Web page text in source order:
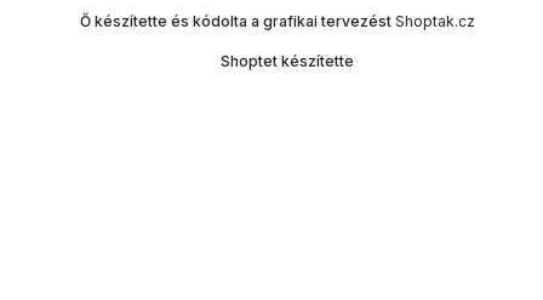
Shoptet készítette
Ő készítette és kódolta a grafikai tervezést Shoptak.cz